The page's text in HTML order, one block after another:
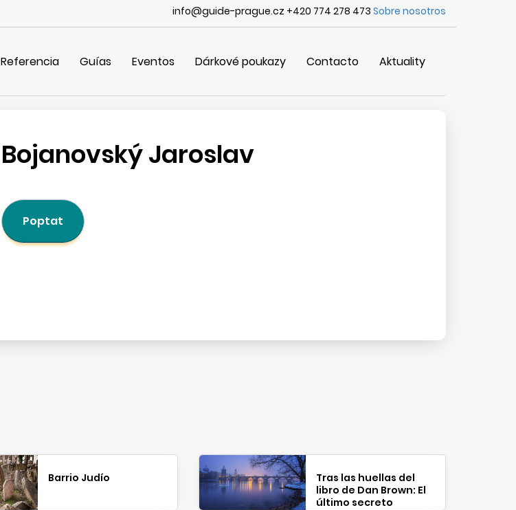
info@guide-prague.cz +420 774 278 473 Sobre nosotros
Referencia Guías Eventos Dárkové poukazy Contacto Aktuality
Bojanovský Jaroslav
Poptat
Barrio Judío
Tras las huellas del
libro de Dan Brown: El
último secreto